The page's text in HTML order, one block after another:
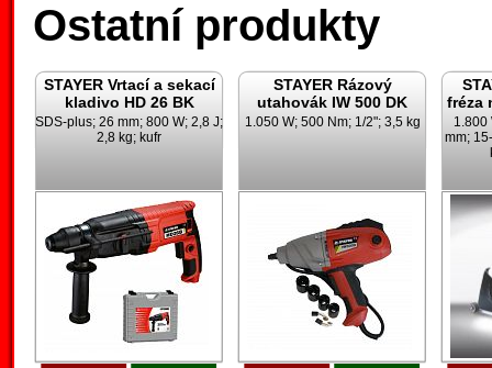
Ostatní produkty
STAYER Vrtací a sekací
kladivo HD 26 BK
SDS-plus; 26 mm; 800 W; 2,8 J;
2,8 kg; kufr
STAYER Rázový
utahovák IW 500 DK
1.050 W; 500 Nm; 1/2"; 3,5 kg
fréza
1.800
mm;